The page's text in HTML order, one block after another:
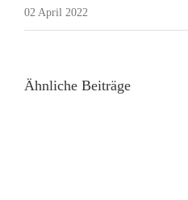
02 April 2022
Ähnliche Beiträge